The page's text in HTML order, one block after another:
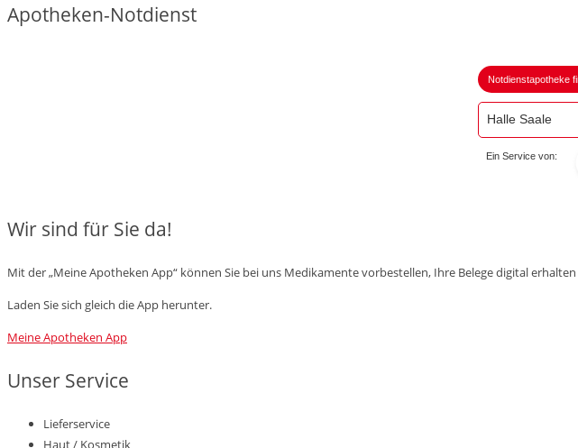
Apotheken-Notdienst
Notdienstapotheke
Ein Service von:
Wir sind für Sie da!
Mit der „Meine Apotheken App“ können Sie bei uns Medikamente vorbestellen, Ihre Belege digital
Laden Sie sich gleich die App herunter.
Meine Apotheken App
Unser Service
Lieferservice
Haut / Kosmetik